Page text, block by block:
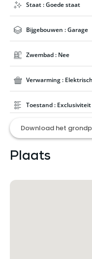
Staat : Goede staat
Bijgebouwen : Garage
Zwembad : Nee
Verwarming :
Toestand : Exclusiviteit
Download het
Plaats